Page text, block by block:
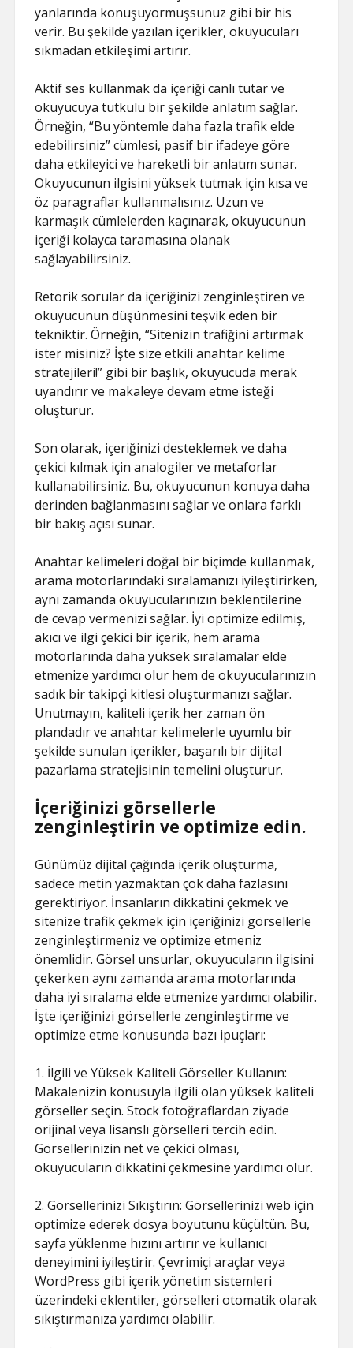
yanlarında konuşuyormuşsunuz gibi bir his
verir. Bu şekilde yazılan içerikler, okuyucuları
sıkmadan etkileşimi artırır.
Aktif ses kullanmak da içeriği canlı tutar ve
okuyucuya tutkulu bir şekilde anlatım sağlar.
Örneğin, “Bu yöntemle daha fazla trafik elde
edebilirsiniz” cümlesi, pasif bir ifadeye göre
daha etkileyici ve hareketli bir anlatım sunar.
Okuyucunun ilgisini yüksek tutmak için kısa ve
öz paragraflar kullanmalısınız. Uzun ve
karmaşık cümlelerden kaçınarak, okuyucunun
içeriği kolayca taramasına olanak
sağlayabilirsiniz.
Retorik sorular da içeriğinizi zenginleştiren ve
okuyucunun düşünmesini teşvik eden bir
tekniktir. Örneğin, “Sitenizin trafiğini artırmak
ister misiniz? İşte size etkili anahtar kelime
stratejileri!” gibi bir başlık, okuyucuda merak
uyandırır ve makaleye devam etme isteği
oluşturur.
Son olarak, içeriğinizi desteklemek ve daha
çekici kılmak için analogiler ve metaforlar
kullanabilirsiniz. Bu, okuyucunun konuya daha
derinden bağlanmasını sağlar ve onlara farklı
bir bakış açısı sunar.
Anahtar kelimeleri doğal bir biçimde kullanmak,
arama motorlarındaki sıralamanızı iyileştirirken,
aynı zamanda okuyucularınızın beklentilerine
de cevap vermenizi sağlar. İyi optimize edilmiş,
akıcı ve ilgi çekici bir içerik, hem arama
motorlarında daha yüksek sıralamalar elde
etmenize yardımcı olur hem de okuyucularınızın
sadık bir takipçi kitlesi oluşturmanızı sağlar.
Unutmayın, kaliteli içerik her zaman ön
plandadır ve anahtar kelimelerle uyumlu bir
şekilde sunulan içerikler, başarılı bir dijital
pazarlama stratejisinin temelini oluşturur.
İçeriğinizi görsellerle
zenginleştirin ve optimize edin.
Günümüz dijital çağında içerik oluşturma,
sadece metin yazmaktan çok daha fazlasını
gerektiriyor. İnsanların dikkatini çekmek ve
sitenize trafik çekmek için içeriğinizi görsellerle
zenginleştirmeniz ve optimize etmeniz
önemlidir. Görsel unsurlar, okuyucuların ilgisini
çekerken aynı zamanda arama motorlarında
daha iyi sıralama elde etmenize yardımcı olabilir.
İşte içeriğinizi görsellerle zenginleştirme ve
optimize etme konusunda bazı ipuçları:
1. İlgili ve Yüksek Kaliteli Görseller Kullanın:
Makalenizin konusuyla ilgili olan yüksek kaliteli
görseller seçin. Stock fotoğraflardan ziyade
orijinal veya lisanslı görselleri tercih edin.
Görsellerinizin net ve çekici olması,
okuyucuların dikkatini çekmesine yardımcı olur.
2. Görsellerinizi Sıkıştırın: Görsellerinizi web için
optimize ederek dosya boyutunu küçültün. Bu,
sayfa yüklenme hızını artırır ve kullanıcı
deneyimini iyileştirir. Çevrimiçi araçlar veya
WordPress gibi içerik yönetim sistemleri
üzerindeki eklentiler, görselleri otomatik olarak
sıkıştırmanıza yardımcı olabilir.